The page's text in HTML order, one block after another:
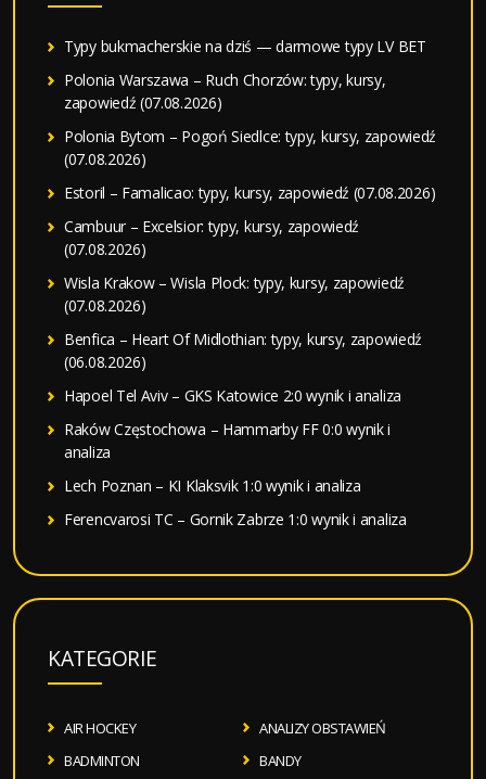
Typy bukmacherskie na dziś — darmowe typy LV BET
Polonia Warszawa – Ruch Chorzów: typy, kursy,
zapowiedź (07.08.2026)
Polonia Bytom – Pogoń Siedlce: typy, kursy, zapowiedź
(07.08.2026)
Estoril – Famalicao: typy, kursy, zapowiedź (07.08.2026)
Cambuur – Excelsior: typy, kursy, zapowiedź
(07.08.2026)
Wisla Krakow – Wisla Plock: typy, kursy, zapowiedź
(07.08.2026)
Benfica – Heart Of Midlothian: typy, kursy, zapowiedź
(06.08.2026)
Hapoel Tel Aviv – GKS Katowice 2:0 wynik i analiza
Raków Częstochowa – Hammarby FF 0:0 wynik i
analiza
Lech Poznan – KI Klaksvik 1:0 wynik i analiza
Ferencvarosi TC – Gornik Zabrze 1:0 wynik i analiza
KATEGORIE
AIR HOCKEY
ANALIZY OBSTAWIEŃ
BADMINTON
BANDY